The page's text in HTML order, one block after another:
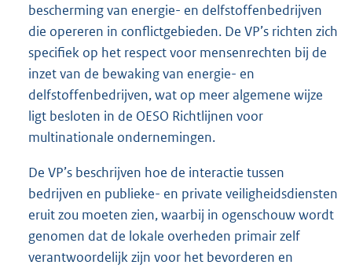
bescherming van energie- en delfstoffenbedrijven
die opereren in conflictgebieden. De VP’s richten zich
specifiek op het respect voor mensenrechten bij de
inzet van de bewaking van energie- en
delfstoffenbedrijven, wat op meer algemene wijze
ligt besloten in de OESO Richtlijnen voor
multinationale ondernemingen.
De VP’s beschrijven hoe de interactie tussen
bedrijven en publieke- en private veiligheidsdiensten
eruit zou moeten zien, waarbij in ogenschouw wordt
genomen dat de lokale overheden primair zelf
verantwoordelijk zijn voor het bevorderen en